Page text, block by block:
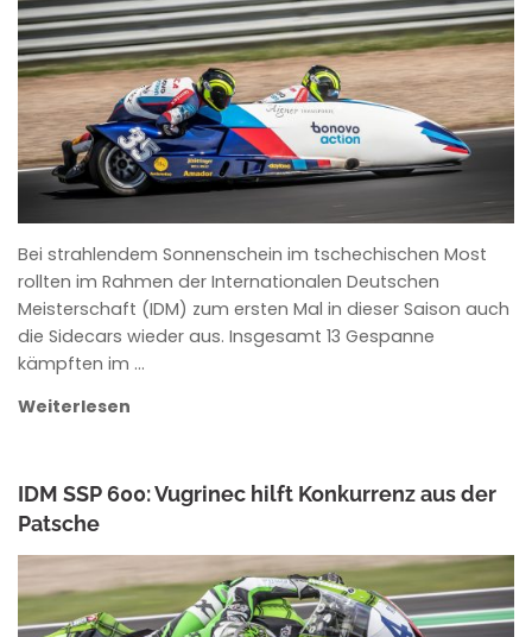
ROWENA HINZMANN
Bei strahlendem Sonnenschein im tschechischen Most
rollten im Rahmen der Internationalen Deutschen
Meisterschaft (IDM) zum ersten Mal in dieser Saison auch
die Sidecars wieder aus. Insgesamt 13 Gespanne
kämpften im …
Weiterlesen
IDM SSP 600: Vugrinec hilft Konkurrenz aus der
Patsche
ANKE WIECZOREK